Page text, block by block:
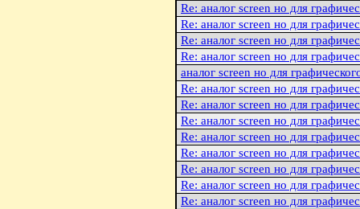
Re: аналог screen но для
Re: аналог screen но для
Re: аналог screen но для
Re: аналог screen но для
аналог screen но для
Re: аналог screen но для
Re: аналог screen но для
Re: аналог screen но для
Re: аналог screen но для
Re: аналог screen но для
Re: аналог screen но для
Re: аналог screen но для
Re: аналог screen но для